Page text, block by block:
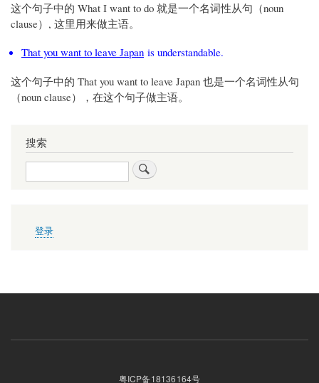
这个句子中的 What I want to do 就是一个名词性从句（noun
clause）, 这里用来做主语。
That you want to leave Japan is understandable.
这个句子中的 That you want to leave Japan 也是一个名词性从句
（noun clause），在这个句子做主语。
搜索
搜
索
户登录
粤ICP备18136164号